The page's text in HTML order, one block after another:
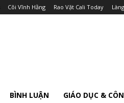
Cõi Vĩnh Hằng Rao Vặt Cali Today
BÌNH LUẬN GIÁO DỤC &